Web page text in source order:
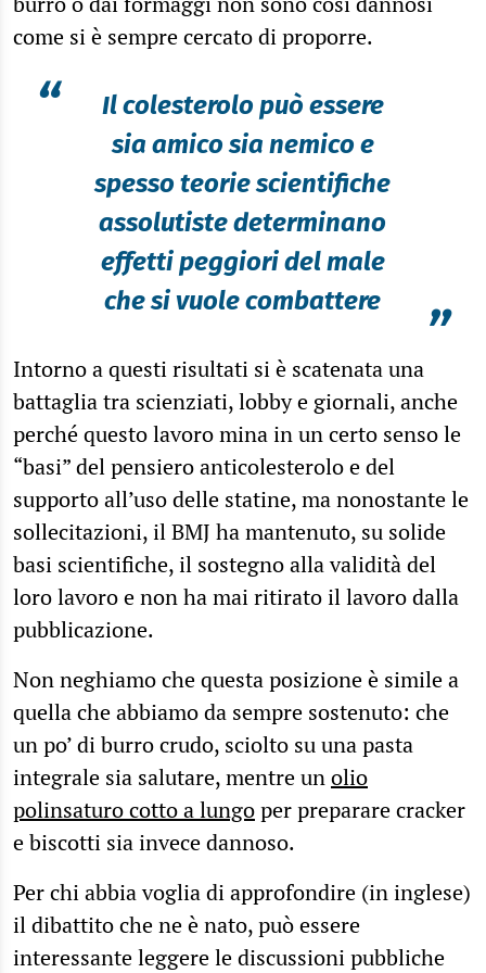
come si è sempre cercato di proporre.
“
Il colesterolo può essere
sia amico sia nemico e
spesso teorie scientifiche
assolutiste determinano
effetti peggiori del male
che si vuole combattere
”
Intorno a questi risultati si è scatenata una
battaglia tra scienziati, lobby e giornali, anche
perché questo lavoro mina in un certo senso le
“basi” del pensiero anticolesterolo e del
supporto all’uso delle statine, ma nonostante le
sollecitazioni, il BMJ ha mantenuto, su solide
basi scientifiche, il sostegno alla validità del
loro lavoro e non ha mai ritirato il lavoro dalla
pubblicazione.
Non neghiamo che questa posizione è simile a
quella che abbiamo da sempre sostenuto: che
un po’ di burro crudo, sciolto su una pasta
integrale sia salutare, mentre unolio
polinsaturo cotto a lungoper preparare cracker
e biscotti sia invece dannoso.
Per chi abbia voglia di approfondire (in inglese)
il dibattito che ne è nato, può essere
interessante leggere le discussioni pubbliche